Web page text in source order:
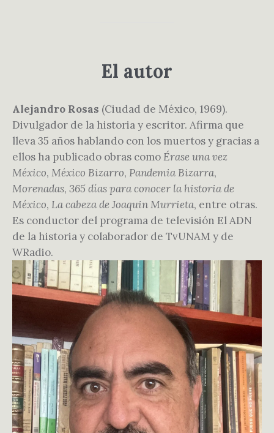
El autor
Alejandro Rosas (Ciudad de México, 1969).
Divulgador de la historia y escritor. Afirma que
lleva 35 años hablando con los muertos y gracias a
ellos ha publicado obras comoÉrase una vez
México, México Bizarro, Pandemia Bizarra,
Morenadas, 365 días para conocer la historia de
México, La cabeza de Joaquin Murrieta, entre otras.
Es conductor del programa de televisión El ADN
de la historia y colaborador de TvUNAM y de
WRadio.